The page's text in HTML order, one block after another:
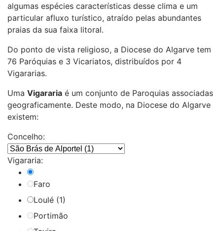
algumas espécies características desse clima e um
particular afluxo turístico, atraído pelas abundantes
praias da sua faixa litoral.
Do ponto de vista religioso, a Diocese do Algarve tem
76 Paróquias e 3 Vicariatos, distribuídos por 4
Vigararias.
Uma Vigararia é um conjunto de Paroquias associadas
geograficamente. Deste modo, na Diocese do Algarve
existem:
Concelho:
Vigararia:
Faro
Loulé (1)
Portimão